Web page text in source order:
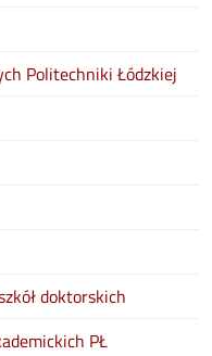
Politechniki Łódzkiej
doktorskich
PŁ